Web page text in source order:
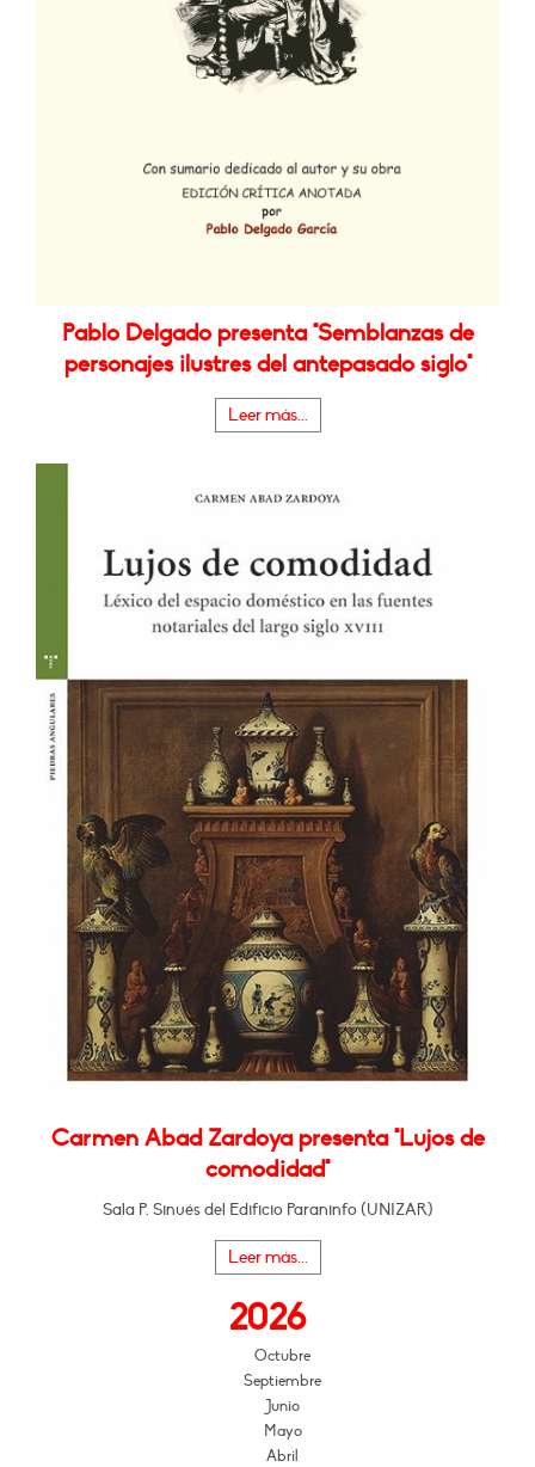
Pablo Delgado presenta "Semblanzas de
personajes ilustres del antepasado siglo"
Leer más...
Carmen Abad Zardoya presenta "Lujos de
comodidad"
Sala P. Sinués del Edificio Paraninfo (UNIZAR)
Leer más...
2026
Octubre
Septiembre
Junio
Mayo
Abril